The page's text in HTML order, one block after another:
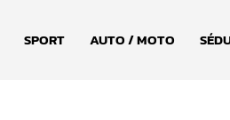
SPORT AUTO / MOTO